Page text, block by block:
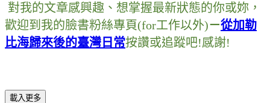
對我的文章感興趣 、 想掌握最新狀態的你或妳 ，
歡迎到我的臉書粉絲專頁(for工作以外)－從加勒
比海歸來後的臺灣日常按讚或追蹤吧!感謝!
載入更多